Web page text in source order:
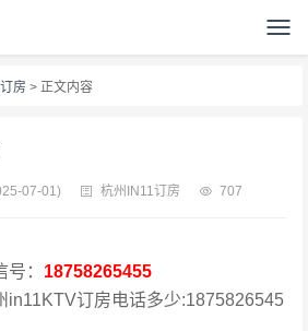
房 > 正文内容
07-01) 杭州IN11订房 707
号： 18758265455
in11KTV订房电话多少:1875826545